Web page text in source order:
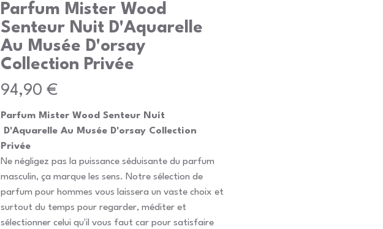
Parfum Mister Wood
Senteur Nuit D'Aquarelle
Au Musée D'orsay
Collection Privée
Prix
94,90 €
Parfum Mister Wood Senteur Nuit
D'Aquarelle Au Musée D'orsay Collection
Privée
Ne négligez pas la puissance séduisante du parfum
masculin, ça marque les sens. Notre sélection de
parfum pour hommes vous laissera un vaste choix et
surtout du temps pour regarder, méditer et
sélectionner celui qu'il vous faut car pour satisfaire